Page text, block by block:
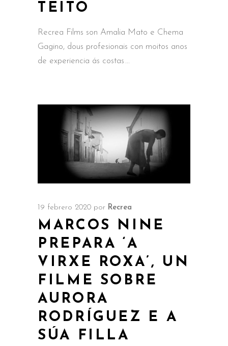
TEITO
Recrea Films son Amalia Mato e Chema
Gagino, dous profesionais con moitos anos
de experiencia ás costas
19 febrero 2020 por Recrea
MARCOS NINE
PREPARA ‘A
VIRXE ROXA’, UN
FILME SOBRE
AURORA
RODRÍGUEZ E A
SÚA FILLA